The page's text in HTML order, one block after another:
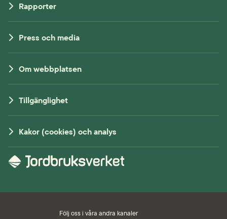
Rapporter
Press och media
Om webbplatsen
Tillgänglighet
Kakor (cookies) och analys
Följ oss i våra andra kanaler